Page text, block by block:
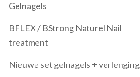
Gelnagels
BFLEX / BStrong Naturel Nail
treatment
Nieuwe set gelnagels + verlenging